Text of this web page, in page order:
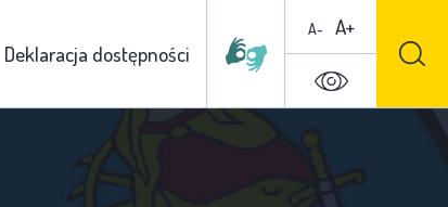
Deklaracja dostępności
A- A+